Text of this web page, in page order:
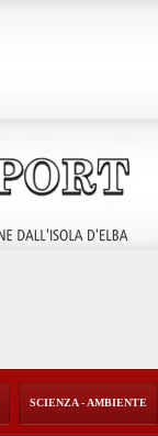
SCIENZA - AMBIENTE